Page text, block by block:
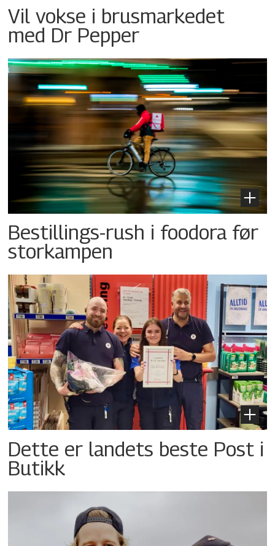
Vil vokse i brusmarkedet
med Dr Pepper
Bestillings-rush i foodora før
storkampen
Dette er landets beste Post i
Butikk